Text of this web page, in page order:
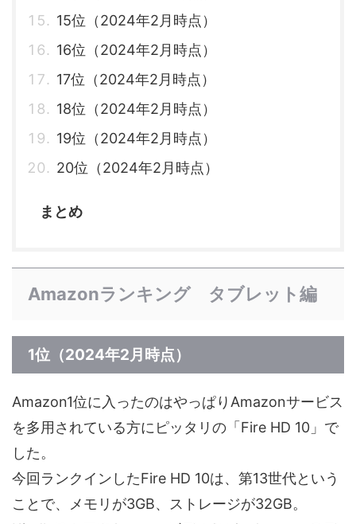
15位（2024年2月時点）
16位（2024年2月時点）
17位（2024年2月時点）
18位（2024年2月時点）
19位（2024年2月時点）
20位（2024年2月時点）
まとめ
Amazonランキング タブレット編
1位（2024年2月時点）
Amazon1位に入ったのはやっぱりAmazonサービス
を多用されている方にピッタリの「Fire HD 10」で
した。
今回ランクインしたFire HD 10は、第13世代という
ことで、メモリが3GB、ストレージが32GB。